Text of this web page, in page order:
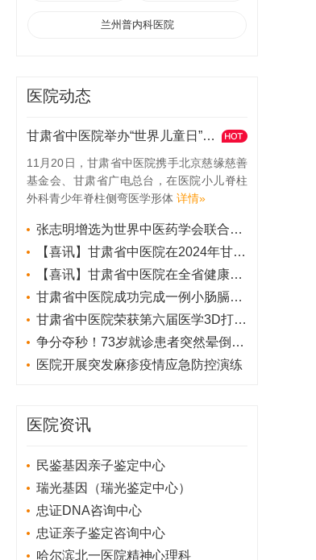
兰州普内科医院
医院动态
甘肃省中医院举办“世界儿童日”特别直播 聚焦守护脊柱侧弯儿童
11月20日，甘肃省中医院携手北京慈缘慈善
基金会、甘肃省广电总台，在医院小儿脊柱
外科青少年脊柱侧弯医学形体 详情»
张志明增选为世界中医药学会联合会医疗机构管理专业委员会副会长
【喜讯】甘肃省中医院在2024年甘肃省神经康复规范化评估与治疗技能大赛中喜获佳绩
【喜讯】甘肃省中医院在全省健康科普作品评选及健康科普演讲比赛中荣获多项奖励
甘肃省中医院成功完成一例小肠膈膜病手术
甘肃省中医院荣获第六届医学3D打印技术与临床应用全国创新大赛二等奖
争分夺秒！73岁就诊患者突然晕倒，甘肃省中医院医护人员紧急抢救
医院开展突发麻疹疫情应急防控演练
医院资讯
民鉴基因亲子鉴定中心
瑞光基因（瑞光鉴定中心）
忠证DNA咨询中心
忠证亲子鉴定咨询中心
哈尔滨北一医院精神心理科